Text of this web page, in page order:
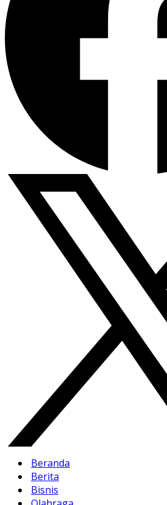
Beranda
Berita
Bisnis